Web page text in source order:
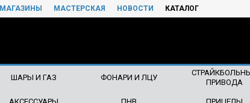
МАГАЗИНЫ МАСТЕРСКАЯ НОВОСТИ КАТАЛОГ
ШАРЫ И ГАЗ ФОНАРИ И ЛЦУ
ПРИВОДА